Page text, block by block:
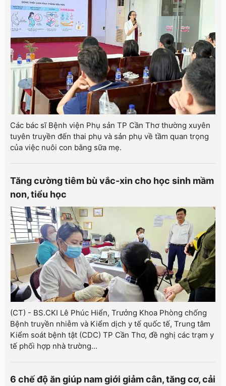
Các bác sĩ Bệnh viện Phụ sản TP Cần Thơ thường xuyên
tuyên truyền đến thai phụ và sản phụ về tầm quan trọng
của việc nuôi con bằng sữa mẹ.
Tăng cường tiêm bù vắc-xin cho học sinh mầm
non, tiểu học
(CT) - BS.CKI Lê Phúc Hiển, Trưởng Khoa Phòng chống
Bệnh truyền nhiễm và Kiểm dịch y tế quốc tế, Trung tâm
Kiểm soát bệnh tật (CDC) TP Cần Thơ, đề nghị các trạm y
tế phối hợp nhà trường...
6 chế độ ăn giúp nam giới giảm cân, tăng cơ, cải